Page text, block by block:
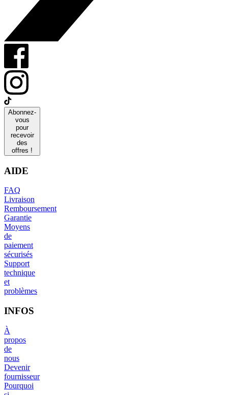
Abonnez-
vous
pour
recevoir
des
offres !
AIDE
FAQ
Livraison
Remboursement
Garantie
Moyens
de
paiement
sécurisés
Support
technique
et
problèmes
INFOS
À
propos
de
nous
Devenir
fournisseur
Pourquoi